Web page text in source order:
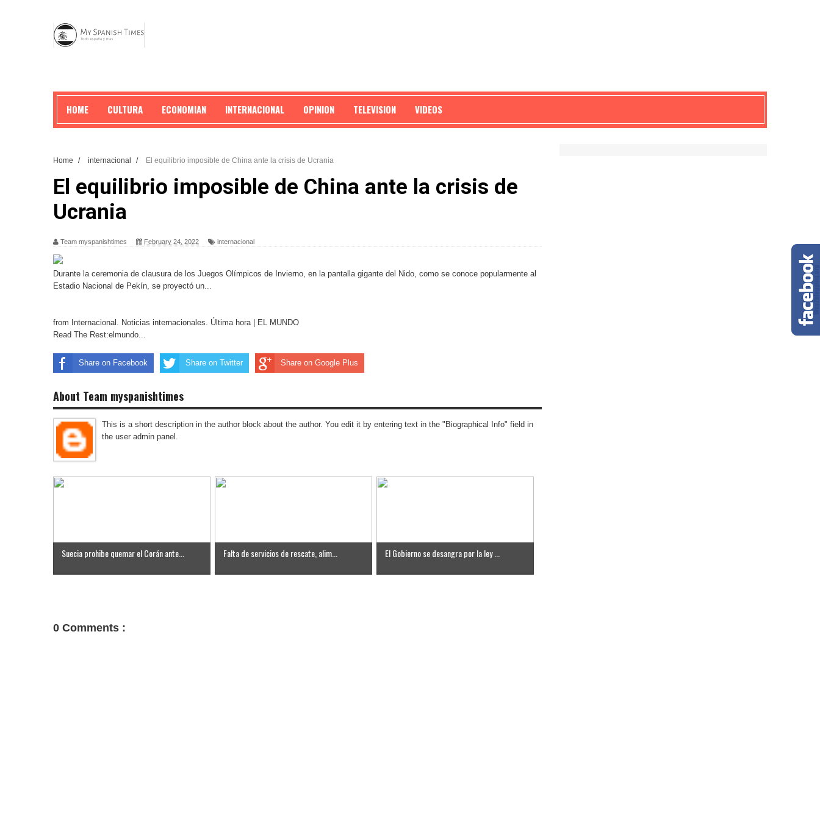
HOME CULTURA ECONOMIAN INTERNACIONAL OPINION TELEVISION VIDEOS
Home / internacional / El equilibrio imposible de China ante la crisis de Ucrania
El equilibrio imposible de China ante la crisis de
Ucrania
Team myspanishtimes February 24, 2022 internacional
Durante la ceremonia de clausura de los Juegos Olímpicos de Invierno, en la pantalla gigante del Nido, como se conoce popularmente al
Estadio Nacional de Pekín, se proyectó un...
from Internacional. Noticias internacionales. Última hora | EL MUNDO
Read The Rest:elmundo...
Share on Facebook Share on Twitter Share on Google Plus
About Team myspanishtimes
This is a short description in the author block about the author. You edit it by entering text in the "Biographical Info" field in
the user admin panel.
Suecia prohibe quemar el Corán ante... Falta de servicios de rescate, alim... El Gobierno se desangra por la ley ...
0 Comments :